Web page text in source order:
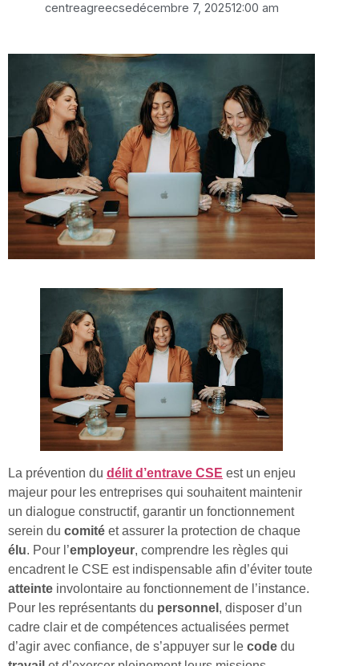
centreagreecsedécembre 7, 202512:00 am
La prévention du délit d’entrave CSE est un enjeu
majeur pour les entreprises qui souhaitent maintenir
un dialogue constructif, garantir un fonctionnement
serein du comité et assurer la protection de chaque
élu. Pour l’employeur, comprendre les règles qui
encadrent le CSE est indispensable afin d’éviter toute
atteinte involontaire au fonctionnement de l’instance.
Pour les représentants du personnel , disposer d’un
cadre clair et de compétences actualisées permet
d’agir avec confiance, de s’appuyer sur le code du